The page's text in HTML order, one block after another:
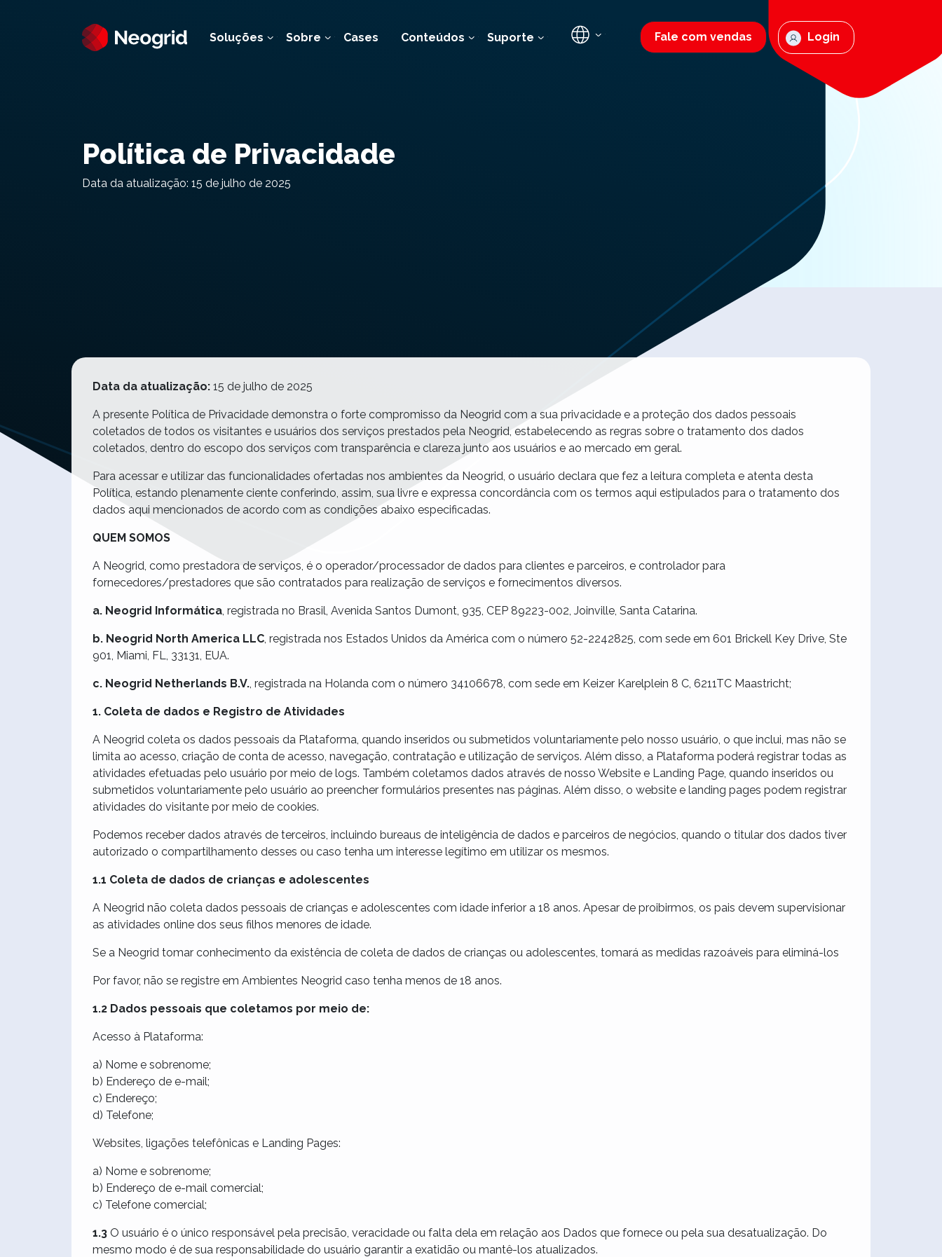
Soluções Sobre Cases Conteúdos Suporte Fale com vendas Login
Política de Privacidade
Data da atualização: 15 de julho de 2025
Data da atualização: 15 de julho de 2025
A presente Política de Privacidade demonstra o forte compromisso da Neogrid com a sua privacidade e a proteção dos dados pessoais
coletados de todos os visitantes e usuários dos serviços prestados pela Neogrid, estabelecendo as regras sobre o tratamento dos dados
coletados, dentro do escopo dos serviços com transparência e clareza junto aos usuários e ao mercado em geral.
Para acessar e utilizar das funcionalidades ofertadas nos ambientes da Neogrid, o usuário declara que fez a leitura completa e atenta desta
Política, estando plenamente ciente conferindo, assim, sua livre e expressa concordância com os termos aqui estipulados para o tratamento dos
dados aqui mencionados de acordo com as condições abaixo especificadas.
QUEM SOMOS
A Neogrid, como prestadora de serviços, é o operador/processador de dados para clientes e parceiros, e controlador para
fornecedores/prestadores que são contratados para realização de serviços e fornecimentos diversos.
a. Neogrid Informática, registrada no Brasil, Avenida Santos Dumont, 935, CEP 89223-002, Joinville, Santa Catarina.
b. Neogrid North America LLC, registrada nos Estados Unidos da América com o número 52-2242825, com sede em 601 Brickell Key Drive, Ste
901, Miami, FL, 33131, EUA.
c. Neogrid Netherlands B.V., registrada na Holanda com o número 34106678, com sede em Keizer Karelplein 8 C, 6211TC Maastricht;
1. Coleta de dados e Registro de Atividades
A Neogrid coleta os dados pessoais da Plataforma, quando inseridos ou submetidos voluntariamente pelo nosso usuário, o que inclui, mas não se
limita ao acesso, criação de conta de acesso, navegação, contratação e utilização de serviços. Além disso, a Plataforma poderá registrar todas as
atividades efetuadas pelo usuário por meio de logs. Também coletamos dados através de nosso Website e Landing Page, quando inseridos ou
submetidos voluntariamente pelo usuário ao preencher formulários presentes nas páginas. Além disso, o website e landing pages podem registrar
atividades do visitante por meio de cookies.
Podemos receber dados através de terceiros, incluindo bureaus de inteligência de dados e parceiros de negócios, quando o titular dos dados tiver
autorizado o compartilhamento desses ou caso tenha um interesse legítimo em utilizar os mesmos.
1.1 Coleta de dados de crianças e adolescentes
A Neogrid não coleta dados pessoais de crianças e adolescentes com idade inferior a 18 anos. Apesar de proibirmos, os pais devem supervisionar
as atividades online dos seus filhos menores de idade.
Se a Neogrid tomar conhecimento da existência de coleta de dados de crianças ou adolescentes, tomará as medidas razoáveis para eliminá-los
Por favor, não se registre em Ambientes Neogrid caso tenha menos de 18 anos.
1.2 Dados pessoais que coletamos por meio de:
Acesso à Plataforma:
a) Nome e sobrenome;
b) Endereço de e-mail;
c) Endereço;
d) Telefone;
Websites, ligações telefônicas e Landing Pages:
a) Nome e sobrenome;
b) Endereço de e-mail comercial;
c) Telefone comercial;
1.3 O usuário é o único responsável pela precisão, veracidade ou falta dela em relação aos Dados que fornece ou pela sua desatualização. Do
mesmo modo é de sua responsabilidade do usuário garantir a exatidão ou mantê-los atualizados.